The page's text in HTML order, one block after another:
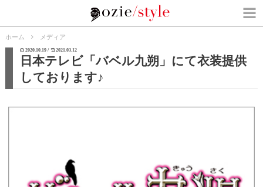
ホーム メディア
2020.10.19 / 2021.03.12
日本テレビ「バベル九朔」にて衣装提供
しております♪